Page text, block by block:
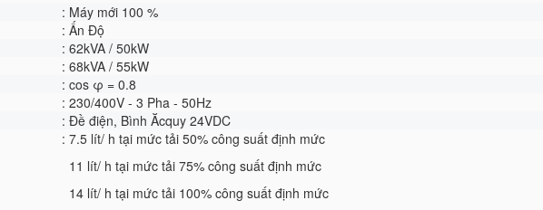
: Máy mới 100 %
: Ấn Độ
: 62kVA / 50kW
: 68kVA / 55kW
: cos φ = 0.8
: 230/400V - 3 Pha - 50Hz
: Đề điện, Bình Ăcquy 24VDC
: 7.5 lít/ h tại mức tải 50% công suất định mức
11 lít/ h tại mức tải 75% công suất định mức
14 lít/ h tại mức tải 100% công suất định mức